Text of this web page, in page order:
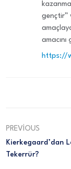
gençtir”
https://
PREVIOUS
Kierkegaard’dan
Tekerrür?